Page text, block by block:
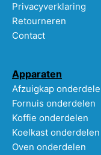
Privacyverklaring
Retourneren
Contact
Apparaten
Afzuigkap
Fornuis onderdelen
Koffie onderdelen
Koelkast onderdelen
Oven onderdelen